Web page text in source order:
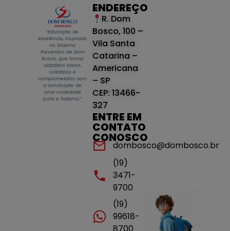
“Educação de
excelência, inspirada
no Sistema
Preventivo de Dom
Bosco, que forma
cidadãos éticos,
solidários e
comprometidos com
a construção de
uma sociedade
justa e fraterna.”
ENDEREÇO
R. Dom
Bosco, 100 –
Vila Santa
Catarina –
Americana
– SP
CEP: 13466-
327
ENTRE EM
CONTATO
CONOSCO
dombosco@dombosco.br
(19)
3471-
9700
(19)
99618-